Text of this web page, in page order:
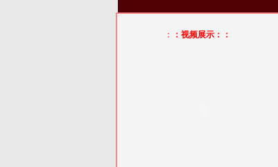
： ：视频展示：：